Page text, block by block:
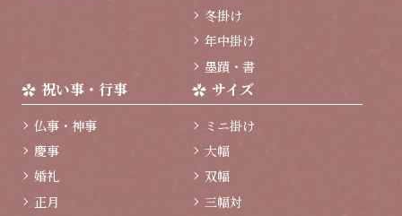
冬掛け
年中掛け
墨蹟・書
祝い事・行事
仏事・神事
慶事
婚礼
正月
サイズ
ミニ掛け
大幅
双幅
三幅対